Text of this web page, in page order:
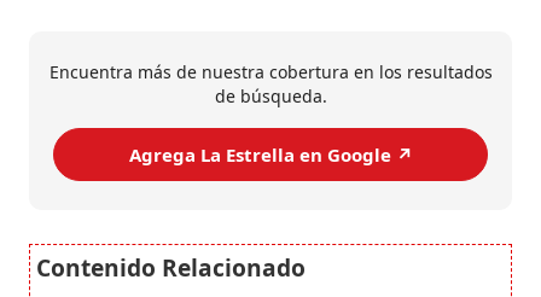
Encuentra más de nuestra cobertura en los resultados
de búsqueda.
Agrega La Estrella en Google ↗️